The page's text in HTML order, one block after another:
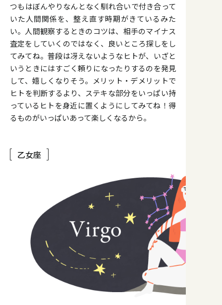
つもはぼんやりなんとなく馴れ合いで付き合って
いた人間関係を、整え直す時期がきているみた
い。人間観察するときのコツは、相手のマイナス
査定をしていくのではなく、良いところ探しをし
てみてね。普段は冴えないようなヒトが、いざと
いうときにはすごく頼りになったりするのを発見
して、嬉しくなりそう。メリット・デメリットで
ヒトを判断するより、ステキな部分をいっぱい持
っているヒトを身近に置くようにしてみてね！得
るものがいっぱいあって楽しくなるから。
乙女座